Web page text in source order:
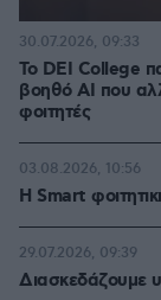
Το DEI College
βοηθό AI που
φοιτητές
30.07.2026, 09:33
Η Smart
03.08.2026, 10:56
Διασκεδάζουμε
29.07.2026, 09:39